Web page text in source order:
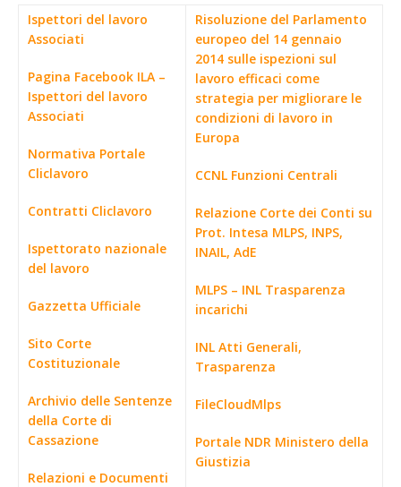
Ispettori del lavoro
Associati
Pagina Facebook ILA –
Ispettori del lavoro
Associati
Normativa Portale
Cliclavoro
Contratti Cliclavoro
Ispettorato nazionale
del lavoro
Gazzetta Ufficiale
Sito Corte
Costituzionale
Archivio delle Sentenze
della Corte di
Cassazione
Relazioni e Documenti
Risoluzione del Parlamento
europeo del 14 gennaio
2014 sulle ispezioni sul
lavoro efficaci come
strategia per migliorare le
condizioni di lavoro in
Europa
CCNL Funzioni Centrali
Relazione Corte dei Conti su
Prot. Intesa MLPS, INPS,
INAIL, AdE
MLPS – INL Trasparenza
incarichi
INL Atti Generali,
Trasparenza
FileCloudMlps
Portale NDR Ministero della
Giustizia